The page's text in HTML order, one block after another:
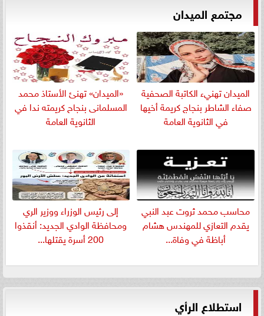
مجتمع الميدان
الميدان تهنيء الكاتبة الصحفية
صفاء الشاطر بنجاج كريمة أخيها
في الثانوية العامة
«الميدان» تهنئ الأستاذ محمد
المسلمانى بنجاح كريمته ندا في
الثانوية العامة
​محاسب محمد ثروت عبد النبي
يقدم التعازي للمهندس هشام
أباظة في وفاة...
إلى رئيس الوزراء ووزير الري
ومحافظة الوادي الجديد: أنقذوا
200 أسرة يقتلها...
استطلاع الرأي